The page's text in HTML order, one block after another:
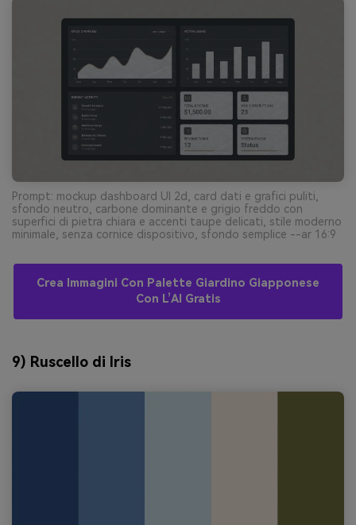
Prompt: mockup dashboard UI 2d, card dati e grafici puliti,
sfondo neutro, carbone dominante e grigio freddo con
superfici di pietra chiara e accenti taupe delicati, stile moderno
minimale, senza cornice dispositivo, sfondo semplice --ar 16:9
Crea Immagini Con Palette Giardino Giapponese
Con L’AI Gratis
9) Ruscello di Iris